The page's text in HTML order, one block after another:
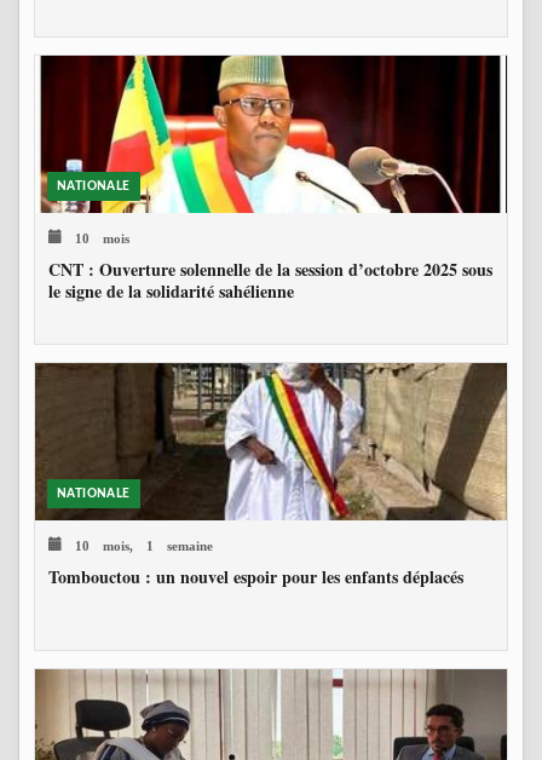
NATIONALE
10 mois
CNT : Ouverture solennelle de la session d’octobre 2025 sous
le signe de la solidarité sahélienne
NATIONALE
10 mois, 1 semaine
Tombouctou : un nouvel espoir pour les enfants déplacés